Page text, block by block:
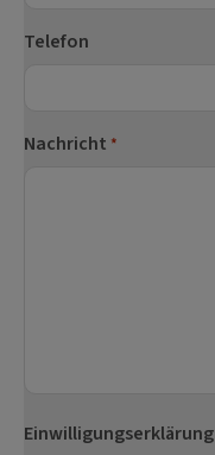
Telefon
Nachricht *
Einwilligungserklärung